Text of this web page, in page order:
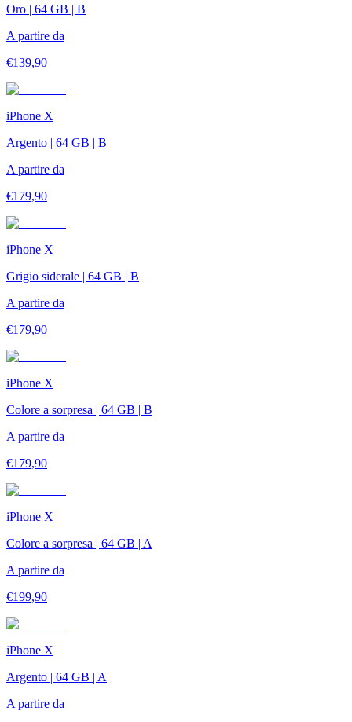
Oro | 64 GB | B
A partire da
€139,90
iPhone X
Argento | 64 GB | B
A partire da
€179,90
iPhone X
Grigio siderale | 64 GB | B
A partire da
€179,90
iPhone X
Colore a sorpresa | 64 GB | B
A partire da
€179,90
iPhone X
Colore a sorpresa | 64 GB | A
A partire da
€199,90
iPhone X
Argento | 64 GB | A
A partire da